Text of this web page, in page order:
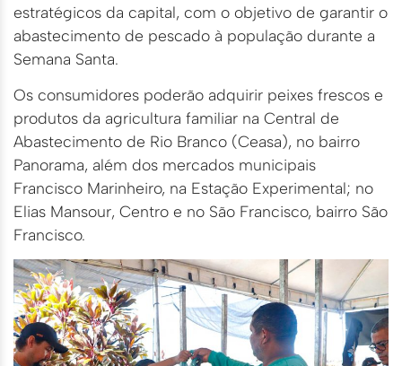
estratégicos da capital, com o objetivo de garantir o
abastecimento de pescado à população durante a
Semana Santa.
Os consumidores poderão adquirir peixes frescos e
produtos da agricultura familiar na Central de
Abastecimento de Rio Branco (Ceasa), no bairro
Panorama, além dos mercados municipais
Francisco Marinheiro, na Estação Experimental; no
Elias Mansour, Centro e no São Francisco, bairro São
Francisco.